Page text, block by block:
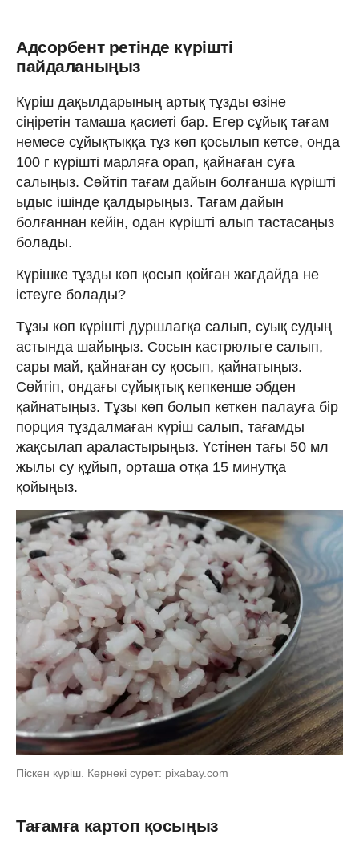
Адсорбент ретінде күрішті
пайдаланыңыз
Күріш дақылдарының артық тұзды өзіне
сіңіретін тамаша қасиеті бар. Егер сұйық тағам
немесе сұйықтыққа тұз көп қосылып кетсе, онда
100 г күрішті марляға орап, қайнаған суға
салыңыз. Сөйтіп тағам дайын болғанша күрішті
ыдыс ішінде қалдырыңыз. Тағам дайын
болғаннан кейін, одан күрішті алып тастасаңыз
болады.
Күрішке тұзды көп қосып қойған жағдайда не
істеуге болады?
Тұзы көп күрішті дуршлагқа салып, суық судың
астында шайыңыз. Сосын кастрюльге салып,
сары май, қайнаған су қосып, қайнатыңыз.
Сөйтіп, ондағы сұйықтық кепкенше әбден
қайнатыңыз. Тұзы көп болып кеткен палауға бір
порция тұздалмаған күріш салып, тағамды
жақсылап араластырыңыз. Үстінен тағы 50 мл
жылы су құйып, орташа отқа 15 минутқа
қойыңыз.
Піскен күріш. Көрнекі сурет: pixabay.com
Тағамға картоп қосыңыз